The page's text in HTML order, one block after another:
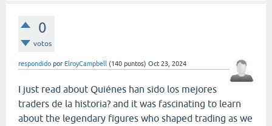
0
votos
respondido por ElroyCampbell (140 puntos) Oct 23, 2024
I just read about Quiénes han sido los mejores
traders de la historia? and it was fascinating to learn
about the legendary figures who shaped trading as we